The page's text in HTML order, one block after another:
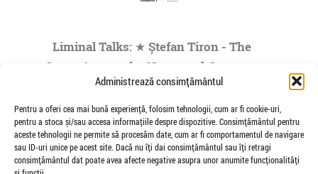
Administrează consimțământul
Pentru a oferi cea mai bună experiență, folosim tehnologii, cum ar fi cookie-uri,
pentru a stoca și/sau accesa informațiile despre dispozitive. Consimțământul pentru
aceste tehnologii ne permite să procesăm date, cum ar fi comportamentul de navigare
sau ID-uri unice pe acest site. Dacă nu îți dai consimțământul sau îți retragi
consimțământul dat poate avea afecte negative asupra unor anumite funcționalități
Liminal Talks: ★ Ștefan Tiron - The
Space Agency for Nocturnal Journeys
to the Origins of the Universe- by
Modulab @POINT
de Veioza Arte
Stefan Tiron is an artist living and working
between Bucharest and Berlin. He is the founder